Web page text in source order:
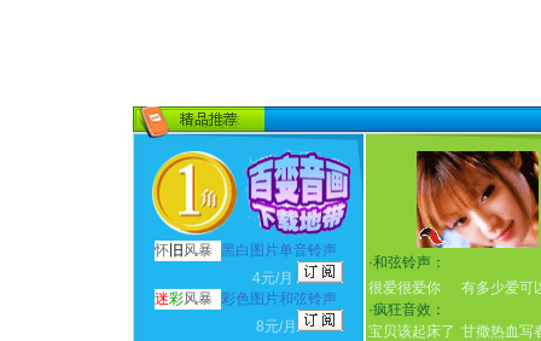
怀 旧 风暴
黑白图片单音铃声
4元/月
迷彩风暴 彩色图片和弦铃声
8元/月
·和弦铃声：
很爱很爱你
有多少爱可
·疯狂音效：
宝贝该起床了 甘撒热血写